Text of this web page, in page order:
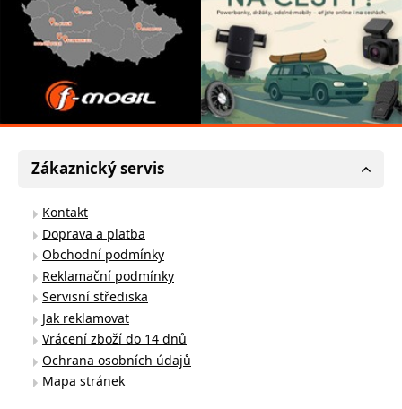
Zákaznický servis
Kontakt
Doprava a platba
Obchodní podmínky
Reklamační podmínky
Servisní střediska
Jak reklamovat
Vrácení zboží do 14 dnů
Ochrana osobních údajů
Mapa stránek